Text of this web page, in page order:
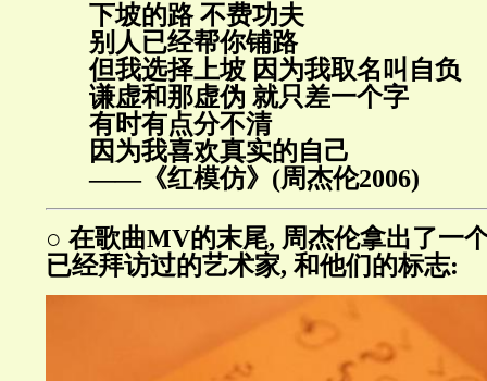
下坡的路 不费功夫
别人已经帮你铺路
但我选择上坡 因为我取名叫自负
谦虚和那虚伪 就只差一个字
有时有点分不清
因为我喜欢真实的自己
——《红模仿》(周杰伦2006)
○ 在歌曲MV的末尾, 周杰伦拿出了一
已经拜访过的艺术家, 和他们的标志: